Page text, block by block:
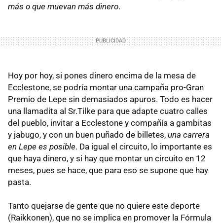
más o que muevan más dinero.
Hoy por hoy, si pones dinero encima de la mesa de
Ecclestone, se podría montar una campaña pro-Gran
Premio de Lepe sin demasiados apuros. Todo es hacer
una llamadita al Sr.Tilke para que adapte cuatro calles
del pueblo, invitar a Ecclestone y compañía a gambitas
y jabugo, y con un buen puñado de billetes, una carrera
en Lepe es posible. Da igual el circuito, lo importante es
que haya dinero, y si hay que montar un circuito en 12
meses, pues se hace, que para eso se supone que hay
pasta.
Tanto quejarse de gente que no quiere este deporte
(Raikkonen), que no se implica en promover la Fórmula